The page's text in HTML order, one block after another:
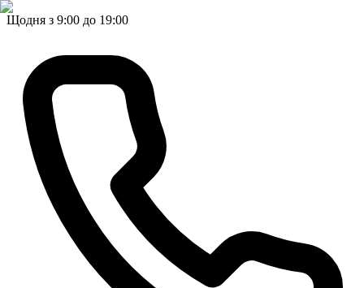
Щодня з 9:00 до 19:00